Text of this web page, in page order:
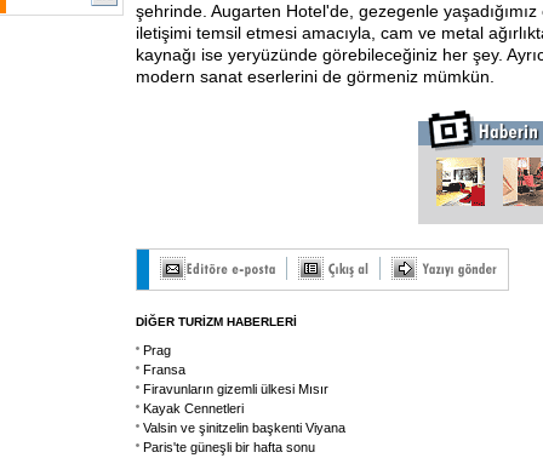
şehrinde. Augarten Hotel'de, gezegenle
iletişimi temsil etmesi amacıyla, cam ve metal
kaynağı ise yeryüzünde görebileceğiniz her şey.
modern sanat eserlerini de görmeniz mümkün.
DİĞER TURİZM HABERLERİ
Prag
Fransa
Firavunların gizemli ülkesi Mısır
Kayak Cennetleri
Valsin ve şinitzelin başkenti Viyana
Paris'te güneşli bir hafta sonu